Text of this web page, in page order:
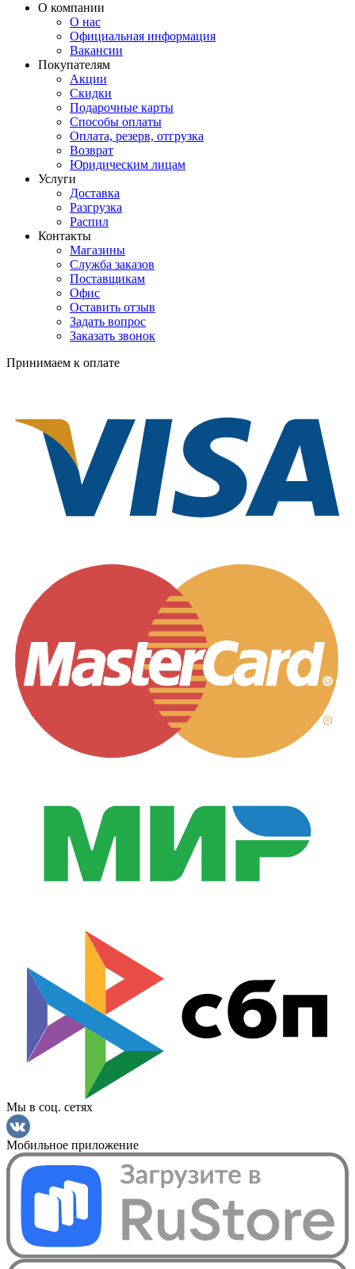
О компании
О нас
Официальная информация
Вакансии
Покупателям
Акции
Скидки
Подарочные карты
Способы оплаты
Оплата, резерв, отгрузка
Возврат
Юридическим лицам
Услуги
Доставка
Разгрузка
Распил
Контакты
Магазины
Служба заказов
Поставщикам
Офис
Оставить отзыв
Задать вопрос
Заказать звонок
Принимаем к оплате
Мы в соц. сетях
Мобильное приложение